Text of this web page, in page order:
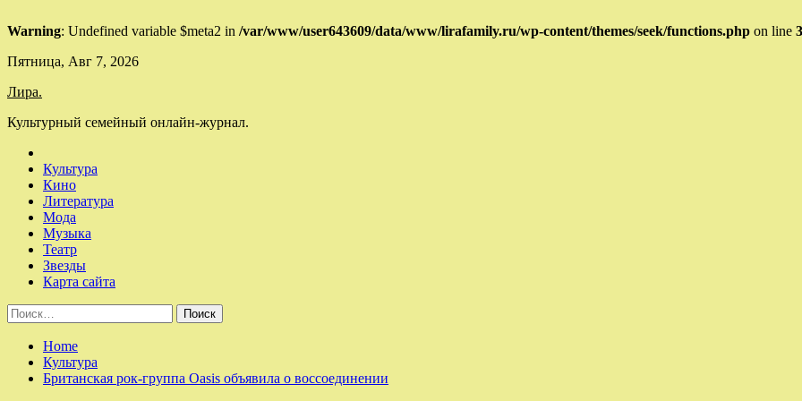
Warning: Undefined variable $meta2 in /var/www/user643609/data/www/lirafamily.ru/wp-content/themes/seek/functions.php on line
Skip
content
Пятница, Авг 7, 2026
Лира.
Культурный семейный онлайн-журнал.
Культура
Кино
Литература
Мода
Музыка
Театр
Звезды
Карта сайта
Найти:
Home
Культура
Британская рок-группа Oasis объявила о воссоединении